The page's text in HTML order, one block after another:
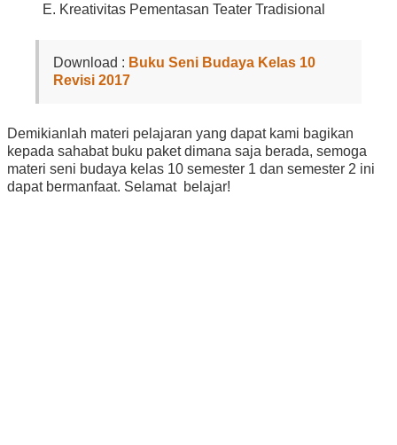
E. Kreativitas Pementasan Teater Tradisional
Download : Buku Seni Budaya Kelas 10
Revisi 2017
Demikianlah materi pelajaran yang dapat kami bagikan
kepada sahabat buku paket dimana saja berada, semoga
materi seni budaya kelas 10 semester 1 dan semester 2 ini
dapat bermanfaat. Selamat belajar!